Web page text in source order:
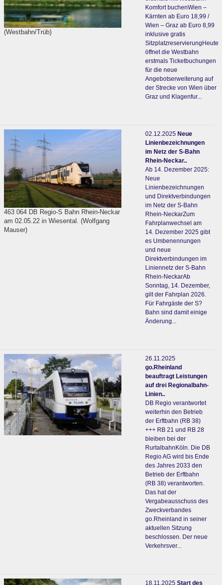
(Westbahn/Trüb)
Komfort buchenWien –
Kärnten ab Euro 18,99 /
Wien – Graz ab Euro 8,99
inklusive gratis
SitzplatzreservierungHeute
öffnet die Westbahn
erstmals Ticketbuchungen
für die neue
Angebotserweiterung auf
der Strecke von Wien über
Graz und Klagenfur...
463 064 DB Regio-S Bahn Rhein-Neckar
am 02.05.22 in Wiesental. (Wolfgang
Mauser)
02.12.2025 Neue
Linienbezeichnungen
im Netz der S-Bahn
Rhein-Neckar..
Ab 14. Dezember 2025:
Neue
Linienbezeichnungen
und Direktverbindungen
im Netz der S-Bahn
Rhein-NeckarZum
Fahrplanwechsel am
14. Dezember 2025 gibt
es Umbenennungen
und neue
Direktverbindungen im
Liniennetz der S-Bahn
Rhein-NeckarAb
Sonntag, 14. Dezember,
gilt der Fahrplan 2026.
Für Fahrgäste der S?
Bahn sind damit einige
Änderung...
26.11.2025
go.Rheinland
beauftragt Leistungen
auf drei Regionalbahn-
Linien..
DB Regio verantwortet
weiterhin den Betrieb
der Erftbahn (RB 38)
+++ RB 21 und RB 28
bleiben bei der
RurtalbahnKöln. Die DB
Regio AG wird bis Ende
des Jahres 2033 den
Betrieb der Erftbahn
(RB 38) verantworten.
Das hat der
Vergabeausschuss des
Zweckverbandes
go.Rheinland in seiner
aktuellen Sitzung
beschlossen. Der neue
Verkehrsver...
18.11.2025 Start des